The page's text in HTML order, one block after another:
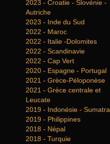
2023 - Croatie - Slovénie -
Autriche
2023 - Inde du Sud
2022 - Maroc
2022 - Italie -Dolomites
2022 - Scandinavie
2022 - Cap Vert
2020 - Espagne - Portugal
2021 - Grèce-Péloponèse
2021 - Grèce centrale et
Leucate
2019 - Indonésie - Sumatra
2019 - Philippines
2018 - Népal
2018 - Turquie